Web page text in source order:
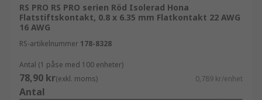
RS PRO RS PRO serien Röd Isolerad Hona
Flatstiftskontakt, 0.8 x 6.35 mm Flatkontakt 22 AWG
16 AWG
RS-artikelnummer 178-8328
Antal (1 påse med 100 enheter)
78,90 kr(exkl. moms) 0,789 kr/enhet
Antal